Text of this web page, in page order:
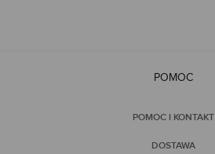
POMOC
POMOC I KONTAKT
DOSTAWA